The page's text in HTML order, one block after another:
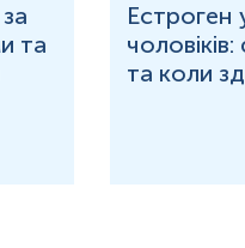
та
Естроген
та коли